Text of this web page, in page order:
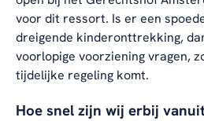
voor dit ressort. Is er een
dreigende kinderonttrekking,
voorlopige voorziening vragen,
tijdelijke regeling komt.
Hoe snel zijn wij erbij